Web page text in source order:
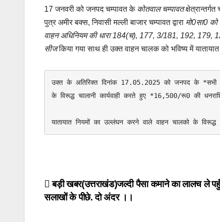
17 जनवरी को जनपद चम्पावत के कोतवाल चम्पावत
पुत्र अमीर बक्स, निवासी मल्ली बाजार चम्पावत द्वारा मो0सा0
वाहन अधिनियम की धारा 184(च), 177, 3/181, 192,
सीजकिया गया साथ ही उक्त वाहन चालक को भविष्य में
उक्त के अतिरिक्त दिनांक 17.05.2025 को जनपद के *सभी
के विरूद्ध चालानी कार्यवाही करते हुए *16,500/रू0 की
यातायात नियमों का उल्लंघन करने वाले वाहन चालको के
Post
navigation
बड़ी खबर(उत्तराखंड)जल्दी पैसा कमाने का लालच ले
सलाखों के पीछे. दो अंदर ।।